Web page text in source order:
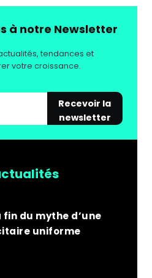
à notre Newsletter
tendances et
votre croissance.
Recevoir la
newsletter
fin du mythe d’une
uniforme